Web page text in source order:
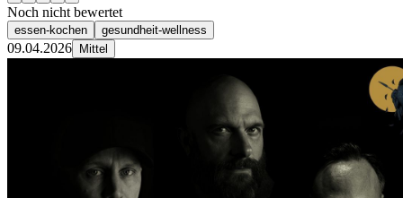
Noch nicht bewertet
essen-kochen gesundheit-wellness
09.04.2026 Mittel